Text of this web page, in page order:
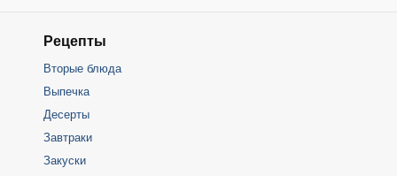
Рецепты
Вторые блюда
Выпечка
Десерты
Завтраки
Закуски